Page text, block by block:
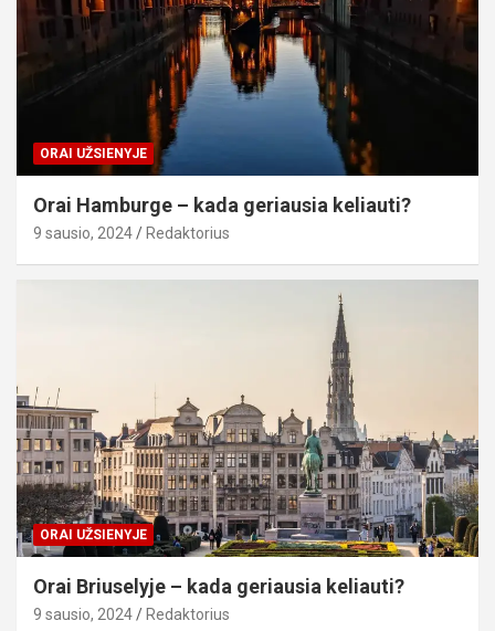
ORAI UŽSIENYJE
Orai Hamburge – kada geriausia keliauti?
9 sausio, 2024 Redaktorius
ORAI UŽSIENYJE
Orai Briuselyje – kada geriausia keliauti?
9 sausio, 2024 Redaktorius